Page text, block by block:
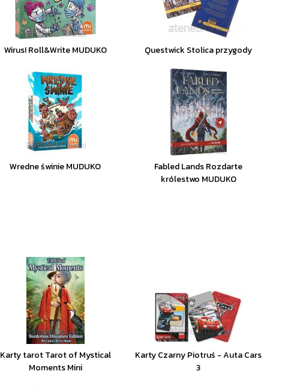
Wirus! Roll&Write MUDUKO Questwick Stolica przygody
Wredne świnie MUDUKO
Fabled Lands Rozdarte
królestwo MUDUKO
Karty tarot Tarot of Mystical
Moments Mini
Karty Czarny Piotruś - Auta Cars
3